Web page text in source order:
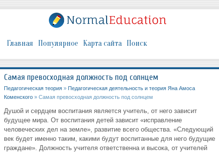
Главная Популярное Карта сайта Поиск
Самая превосходная должность под солнцем
Педагогическая теория » Педагогическая деятельность и теория Яна Амоса
Коменского » Самая превосходная должность под солнцем
Душой и сердцем воспитания является учитель, от него зависит
будущее мира. От воспитания детей зависит «исправление
человеческих дел на земле», развитие всего общества. «Следующий
век будет именно таким, какими будут воспитанные для него будущие
граждане». Должность учителя ответственна и высока, от учителей